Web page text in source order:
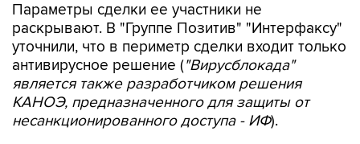
Параметры сделки ее участники не
раскрывают. В "Группе Позитив" "Интерфаксу"
уточнили, что в периметр сделки входит только
антивирусное решение ("Вирусблокада"
является также разработчиком решения
КАНОЭ, предназначенного для защиты от
несанкционированного доступа - ИФ).